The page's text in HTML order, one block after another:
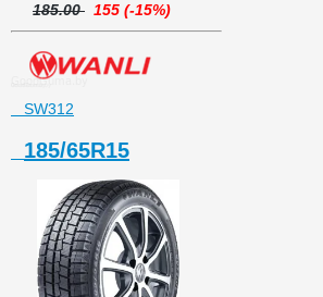
185.00 155 (-15%)
SW312
185/65R15